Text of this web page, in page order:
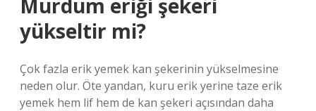
Murdum eriği şekeri
yükseltir mi?
Çok fazla erik yemek kan şekerinin yükselmesine
neden olur. Öte yandan, kuru erik yerine taze erik
yemek hem lif hem de kan şekeri açısından daha